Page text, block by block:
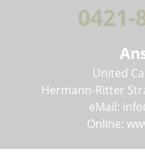
0421-
United
Hermann-Ritter
eMail:
Online: